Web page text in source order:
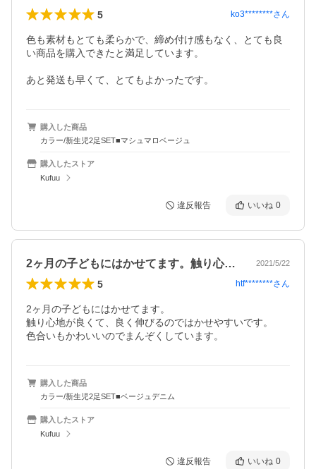
5 ko3********さん
色も素材もとても柔らかで、締め付け感もなく、とても良
い商品を購入できたと満足しています。
あと発送も早くて、とてもよかったです。
購入した商品
カラー/新生児2足SET■マシュマロベージュ
購入したストア
Kufuu
違反報告 いいね 0
2ヶ月の子どもにはかせてます。触り心地… 2021/5/22
5 htf********さん
2ヶ月の子どもにはかせてます。
触り心地が良くて、良く伸びるのではかせやすいです。
色合いもかわいいのでまんぞくしています。
購入した商品
カラー/新生児2足SET■ベージュデニム
購入したストア
Kufuu
違反報告 いいね 0